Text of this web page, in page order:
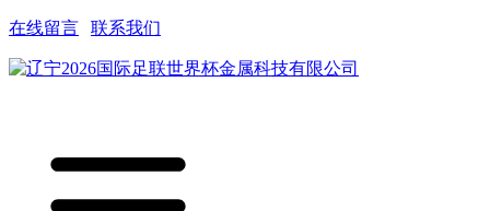
在线留言 联系我们